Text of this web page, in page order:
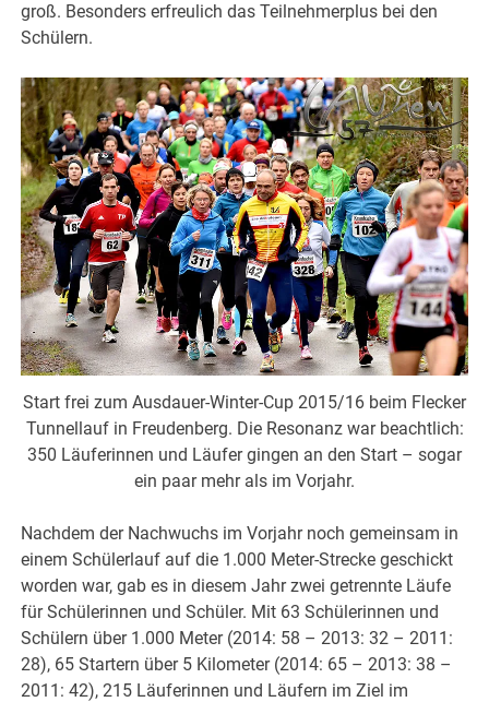
groß. Besonders erfreulich das Teilnehmerplus bei den
Schülern.
Start frei zum Ausdauer-Winter-Cup 2015/16 beim Flecker
Tunnellauf in Freudenberg. Die Resonanz war beachtlich:
350 Läuferinnen und Läufer gingen an den Start – sogar
ein paar mehr als im Vorjahr.
Nachdem der Nachwuchs im Vorjahr noch gemeinsam in
einem Schülerlauf auf die 1.000 Meter-Strecke geschickt
worden war, gab es in diesem Jahr zwei getrennte Läufe
für Schülerinnen und Schüler. Mit 63 Schülerinnen und
Schülern über 1.000 Meter (2014: 58 – 2013: 32 – 2011:
28), 65 Startern über 5 Kilometer (2014: 65 – 2013: 38 –
2011: 42), 215 Läuferinnen und Läufern im Ziel im